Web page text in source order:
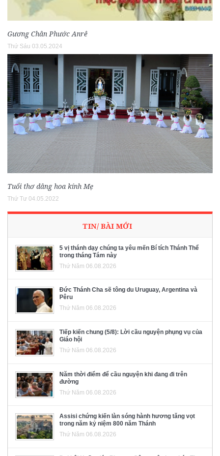
Gương Chân Phước Anrê
Thứ Sáu 03.05.2024
Tuổi thơ dâng hoa kính Mẹ
Thứ Tư 04.05.2022
TIN/ BÀI MỚI
5 vị thánh dạy chúng ta yêu mến Bí tích Thánh Thể
trong tháng Tám này
Thứ Năm 06.08.2026
Đức Thánh Cha sẽ tông du Uruguay, Argentina và
Pêru
Thứ Năm 06.08.2026
Tiếp kiến chung (5/8): Lời cầu nguyện phụng vụ của
Giáo hội
Thứ Năm 06.08.2026
Năm thời điểm để cầu nguyện khi đang đi trên
đường
Thứ Năm 06.08.2026
Assisi chứng kiến làn sóng hành hương tăng vọt
trong năm kỷ niệm 800 năm Thánh
Thứ Năm 06.08.2026